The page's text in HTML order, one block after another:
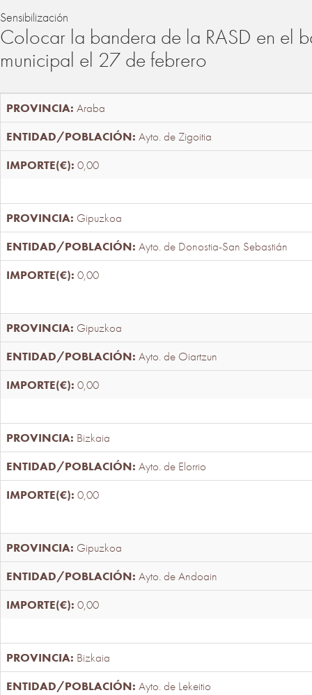
Sensibilización
Colocar la bandera de la RASD en el
municipal el 27 de febrero
Araba
Ayto. de Zigoitia
0,00
Gipuzkoa
Ayto. de Donostia-San Sebastián
0,00
Gipuzkoa
Ayto. de Oiartzun
0,00
Bizkaia
Ayto. de Elorrio
0,00
Gipuzkoa
Ayto. de Andoain
0,00
Bizkaia
Ayto. de Lekeitio